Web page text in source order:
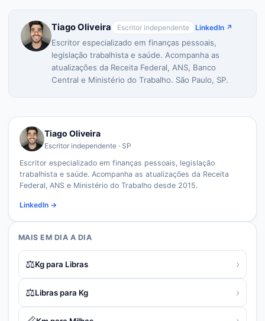
Tiago Oliveira Escritor independente LinkedIn ↗
Escritor especializado em finanças pessoais,
legislação trabalhista e saúde. Acompanha as
atualizações da Receita Federal, ANS, Banco
Central e Ministério do Trabalho. São Paulo, SP.
Tiago Oliveira
Escritor independente · SP
Escritor especializado em finanças pessoais, legislação
trabalhista e saúde. Acompanha as atualizações da Receita
Federal, ANS e Ministério do Trabalho desde 2015.
LinkedIn →
MAIS EM DIA A DIA
⚖️Kg para Libras ›
⚖️Libras para Kg ›